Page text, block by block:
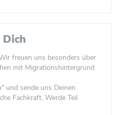
freuen uns besonders über
mit Migrationshintergrund
und sende uns Deinen
Fachkraft. Werde Teil